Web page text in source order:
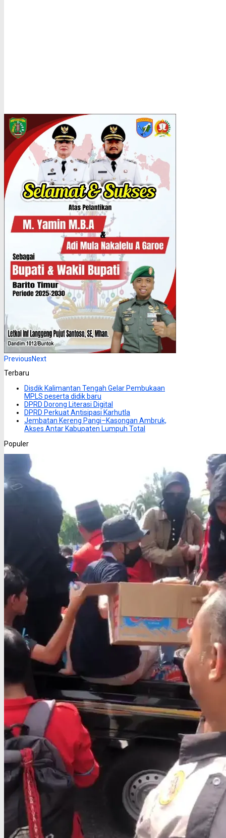
PreviousNext
Terbaru
Disdik Kalimantan Tengah Gelar Pembukaan
MPLS peserta didik baru
DPRD Dorong Literasi Digital
DPRD Perkuat Antisipasi Karhutla
Jembatan Kereng Pangi–Kasongan Ambruk,
Akses Antar Kabupaten Lumpuh Total
Populer